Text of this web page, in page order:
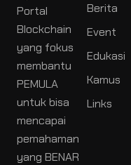
Portal
Blockchain
yang fokus
membantu
PEMULA
untuk bisa
mencapai
pemahaman
yang BENAR
Berita
Event
Edukasi
Kamus
Links